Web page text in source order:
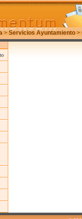
>Servicios Ayuntamiento>